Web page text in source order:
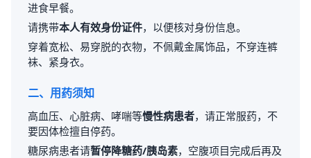
进食早餐。
请携带本人有效身份证件，以便核对身份信息。
穿着宽松、易穿脱的衣物，不佩戴金属饰品，不穿连裤
袜、紧身衣。
二、用药须知
高血压、心脏病、哮喘等慢性病患者，请正常服药，不
要因体检擅自停药。
糖尿病患者请暂停降糖药/胰岛素，空腹项目完成后再及